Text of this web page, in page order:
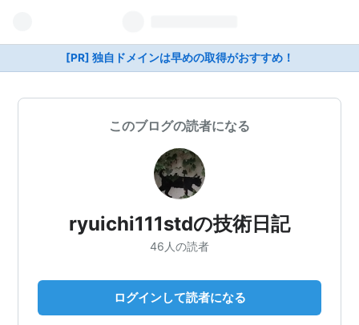
[PR] 独自ドメインは早めの取得がおすすめ！
このブログの読者になる
ryuichi111stdの技術日記
46人の読者
ログインして読者になる